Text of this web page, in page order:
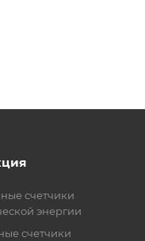
счетчики
энергии
счетчики